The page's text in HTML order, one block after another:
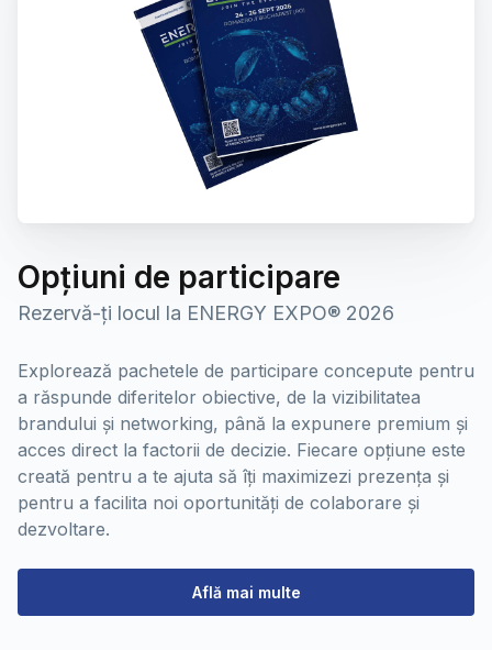
Opțiuni de participare
Rezervă-ți locul la ENERGY EXPO® 2026
Explorează pachetele de participare concepute pentru
a răspunde diferitelor obiective, de la vizibilitatea
brandului și networking, până la expunere premium și
acces direct la factorii de decizie. Fiecare opțiune este
creată pentru a te ajuta să îți maximizezi prezența și
pentru a facilita noi oportunități de colaborare și
dezvoltare.
Află mai multe